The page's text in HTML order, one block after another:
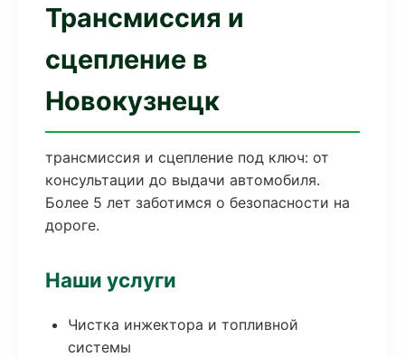
Трансмиссия и
сцепление в
Новокузнецк
трансмиссия и сцепление под ключ: от
консультации до выдачи автомобиля.
Более 5 лет заботимся о безопасности на
дороге.
Наши услуги
Чистка инжектора и топливной
системы